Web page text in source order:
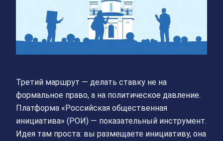
Третий маршрут — делать ставку не на
формальное право, а на политическое давление.
Платформа «Российская общественная
инициатива» (РОИ) — показательный инструмент.
Идея там проста: вы размещаете инициативу, она